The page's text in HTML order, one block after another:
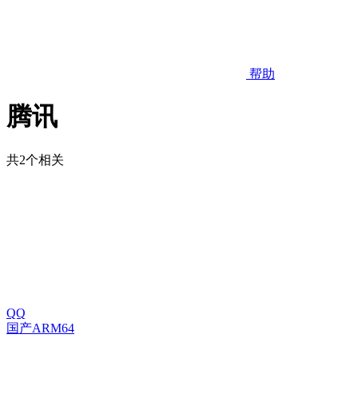
帮助
腾讯
共2个相关
QQ
国产ARM64